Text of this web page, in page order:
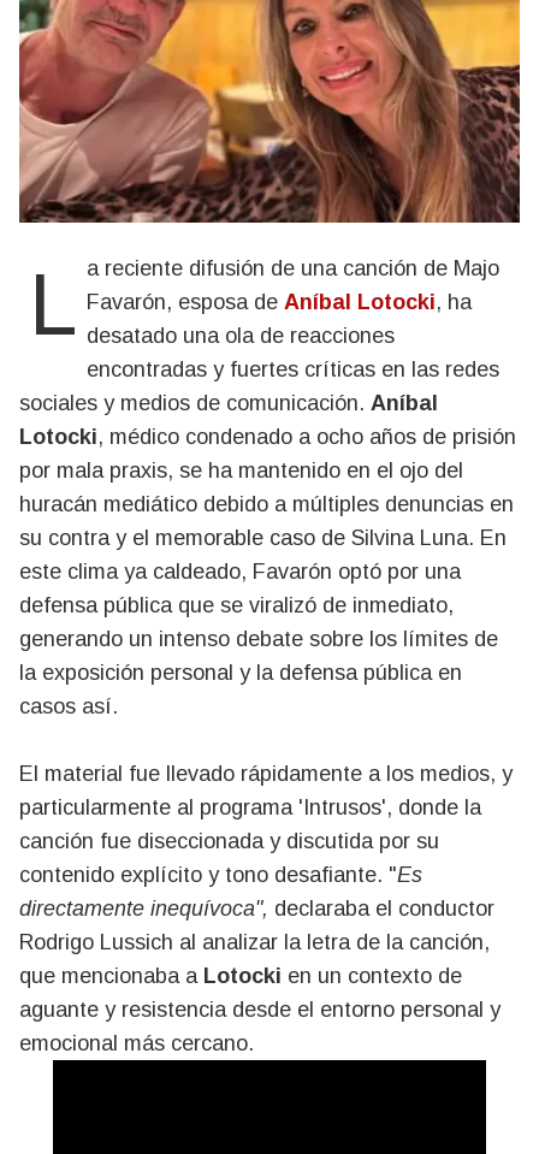
La reciente difusión de una canción de Majo Favarón, esposa de Aníbal Lotocki, ha
desatado una ola de reacciones
encontradas y fuertes críticas en las redes
sociales y medios de comunicación. Aníbal
Lotocki, médico condenado a ocho años de prisión
por mala praxis, se ha mantenido en el ojo del
huracán mediático debido a múltiples denuncias en
su contra y el memorable caso de Silvina Luna. En
este clima ya caldeado, Favarón optó por una
defensa pública que se viralizó de inmediato,
generando un intenso debate sobre los límites de
la exposición personal y la defensa pública en
casos así.
El material fue llevado rápidamente a los medios, y
particularmente al programa 'Intrusos', donde la
canción fue diseccionada y discutida por su
contenido explícito y tono desafiante. "Es
directamente inequívoca", declaraba el conductor
Rodrigo Lussich al analizar la letra de la canción,
que mencionaba a Lotocki en un contexto de
aguante y resistencia desde el entorno personal y
emocional más cercano.